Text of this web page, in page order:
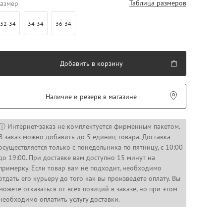
Таблица размеров
32-34 34-34 36-34
Добавить в корзину
Наличие и резерв в магазине
Интернет-заказ не комплектуется фирменным пакетом.
заказ можно добавить до 5 единиц товара. Доставка
только с понедельника по пятницу, с 10:00
19:00. При доставке вам доступно 15 минут на
Если товар вам не подходит, необходимо
его курьеру до того как вы произведете оплату. Вы
отказаться от всех позиций в заказе, но при этом
оплатить услугу доставки.